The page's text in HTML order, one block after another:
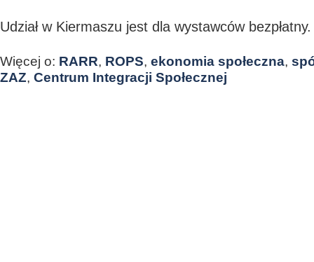
Udział w Kiermaszu jest dla wystawców bezpłatny.
Więcej o: RARR, ROPS, ekonomia społeczna,
ZAZ, Centrum Integracji Społecznej